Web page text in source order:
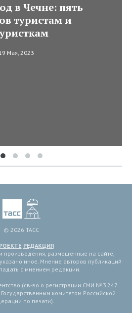
в Чечне: пять
туристам и
Мая, 2023
© 2026 ТАСС
РЕДАКЦИЯ
произведения, размещенные на сайте,
иное. Мнение авторов публикаций
с мнением редакции.
(св-во о регистрации СМИ № 3 247
комитетом Российской
по печати).